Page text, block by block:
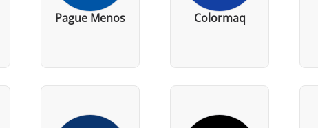
Pague Menos Colormaq